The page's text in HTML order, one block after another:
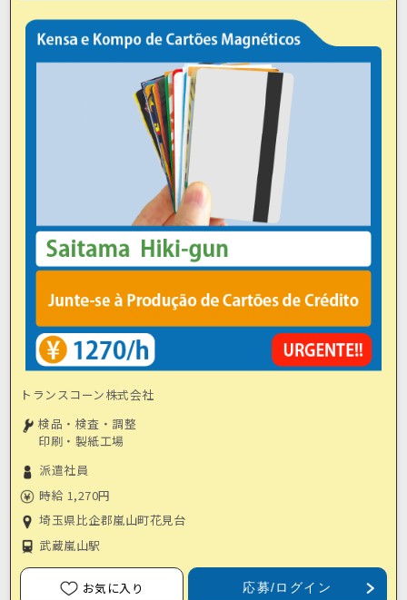
トランスコーン株式会社
検品・検査・調整
印刷・製紙工場
派遣社員
時給 1,270円
埼玉県比企郡嵐山町花見台
武蔵嵐山駅
お気に入り 応募/ログイン